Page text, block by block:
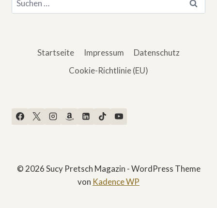
nach:
Startseite Impressum
Datenschutz
Cookie-Richtlinie (EU)
© 2026 Sucy Pretsch Magazin - WordPress Theme
von Kadence WP